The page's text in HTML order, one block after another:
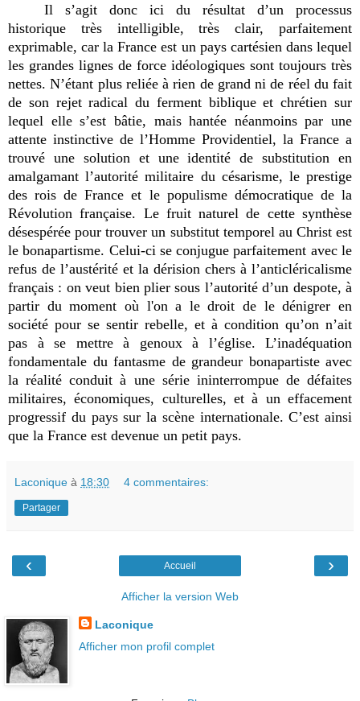
Il s’agit donc ici du résultat d’un processus
historique très intelligible, très clair, parfaitement
exprimable, car la France est un pays cartésien dans lequel
les grandes lignes de force idéologiques sont toujours très
nettes. N’étant plus reliée à rien de grand ni de réel du fait
de son rejet radical du ferment biblique et chrétien sur
lequel elle s’est bâtie, mais hantée néanmoins par une
attente instinctive de l’Homme Providentiel, la France a
trouvé une solution et une identité de substitution en
amalgamant l’autorité militaire du césarisme, le prestige
des rois de France et le populisme démocratique de la
Révolution française. Le fruit naturel de cette synthèse
désespérée pour trouver un substitut temporel au Christ est
le bonapartisme. Celui-ci se conjugue parfaitement avec le
refus de l’austérité et la dérision chers à l’anticléricalisme
français : on veut bien plier sous l’autorité d’un despote, à
partir du moment où l'on a le droit de le dénigrer en
société pour se sentir rebelle, et à condition qu’on n’ait
pas à se mettre à genoux à l’église. L’inadéquation
fondamentale du fantasme de grandeur bonapartiste avec
la réalité conduit à une série ininterrompue de défaites
militaires, économiques, culturelles, et à un effacement
progressif du pays sur la scène internationale. C’est ainsi
que la France est devenue un petit pays.
Laconique à 18:30 4 commentaires:
Partager
‹ ›
Accueil
Afficher la version Web
Laconique
Afficher mon profil complet